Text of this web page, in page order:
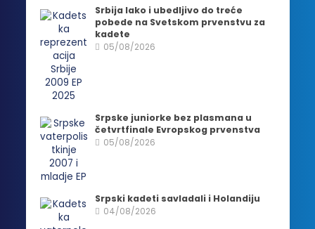
Srbija lako i ubedljivo do treće
pobede na Svetskom prvenstvu za
kadete
05/08/2026
Srpske juniorke bez plasmana u
četvrtfinale Evropskog prvenstva
05/08/2026
Srpski kadeti savladali i Holandiju
04/08/2026